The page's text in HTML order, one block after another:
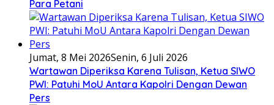
Para Petani
Jumat, 8 Mei 2026Senin, 6 Juli 2026
Wartawan Diperiksa Karena Tulisan, Ketua SIWO
PWI: Patuhi MoU Antara Kapolri Dengan Dewan
Pers